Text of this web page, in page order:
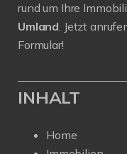
rund um Ihre
Umland. Jetzt
Formular!
INHALT
Home